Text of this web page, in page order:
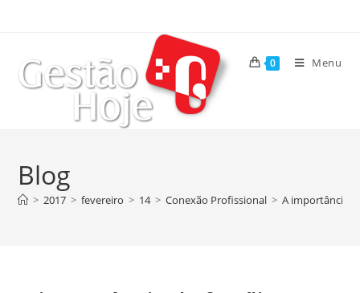
0 Menu
Blog
> 2017 > fevereiro > 14 > Conexão Profissional > A importância